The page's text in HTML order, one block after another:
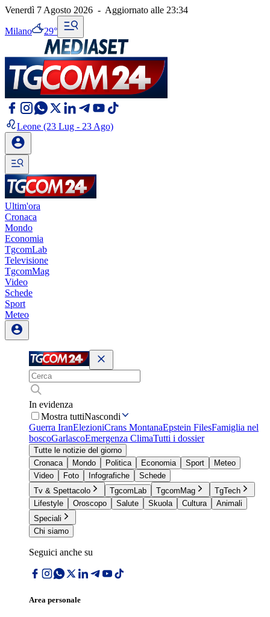
Venerdì 7 Agosto 2026 - Aggiornato alle 23:34
Milano 29°
Leone (23 Lug - 23 Ago)
Ultim'ora
Cronaca
Mondo
Economia
TgcomLab
Televisione
TgcomMag
Video
Schede
Sport
Meteo
In evidenza
Mostra tuttiNascondi
Guerra IranElezioniCrans MontanaEpstein FilesFamiglia nel
boscoGarlascoEmergenza ClimaTutti i dossier
Tutte le notizie del giorno
Cronaca
Mondo Politica Economia Sport
Meteo
Video
Foto Infografiche
Schede
Tv & Spettacolo
TgcomLab TgcomMag
TgTech
Lifestyle
Oroscopo Salute Skuola Cultura
Animali
Speciali
Chi siamo
Seguici anche su
Area personale